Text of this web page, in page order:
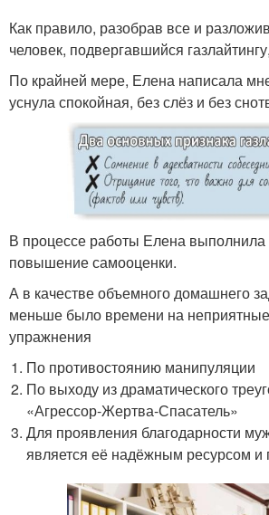
Как правило, разобрав все и
человек, подвергавшийся
По крайней мере, Елена написала
уснула спокойная, без слёз и без
В процессе работы Елена
повышение самооценки.
А в качестве объемного домашнего
меньше было времени на
упражнения
По противостоянию манипуляции
По выходу из драматического
«Агрессор-Жертва-Спасатель»
Для проявления благодарности
является её надёжным ресурсом и